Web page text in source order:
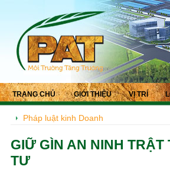
TRANG CHỦ GIỚI THIỆU VỊ TRÍ
Pháp luật kinh Doanh
GIỮ GÌN AN NINH
TƯ